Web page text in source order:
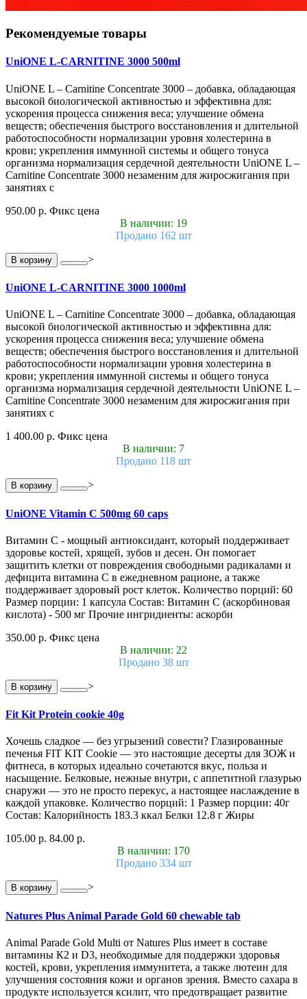
Рекомендуемые товары
UniONE L-CARNITINE 3000 500ml
UniONE L – Carnitine Concentrate 3000 – добавка, обладающая
высокой биологической активностью и эффективна для:
ускорения процесса снижения веса; улучшение обмена
веществ; обеспечения быстрого восстановления и длительной
работоспособности нормализации уровня холестерина в
крови; укрепления иммунной системы и общего тонуса
организма нормализация сердечной деятельности UniONE L –
Carnitine Concentrate 3000 незаменим для жиросжигания при
занятиях с
950.00 р. Фикс цена
В наличии: 19
Продано 162 шт
В корзину >
UniONE L-CARNITINE 3000 1000ml
UniONE L – Carnitine Concentrate 3000 – добавка, обладающая
высокой биологической активностью и эффективна для:
ускорения процесса снижения веса; улучшение обмена
веществ; обеспечения быстрого восстановления и длительной
работоспособности нормализации уровня холестерина в
крови; укрепления иммунной системы и общего тонуса
организма нормализация сердечной деятельности UniONE L –
Carnitine Concentrate 3000 незаменим для жиросжигания при
занятиях с
1 400.00 р. Фикс цена
В наличии: 7
Продано 118 шт
В корзину >
UniONE Vitamin С 500mg 60 caps
Витамин С - мощный антиоксидант, который поддерживает
здоровье костей, хрящей, зубов и десен. Он помогает
защитить клетки от повреждения свободными радикалами и
дефицита витамина С в ежедневном рационе, а также
поддерживает здоровый рост клеток. Количество порций: 60
Размер порции: 1 капсула Состав: Витамин С (аскорбиновая
кислота) - 500 мг Прочие ингридиенты: аскорби
350.00 р. Фикс цена
В наличии: 22
Продано 38 шт
В корзину >
Fit Kit Protein cookie 40g
Хочешь сладкое — без угрызений совести? Глазированные
печенья FIT KIT Cookie — это настоящие десерты для ЗОЖ и
фитнеса, в которых идеально сочетаются вкус, польза и
насыщение. Белковые, нежные внутри, с аппетитной глазурью
снаружи — это не просто перекус, а настоящее наслаждение в
каждой упаковке. Количество порций: 1 Размер порции: 40г
Состав: Калорийность 183.3 ккал Белки 12.8 г Жиры
105.00 р. 84.00 р.
В наличии: 170
Продано 334 шт
В корзину >
Natures Plus Animal Parade Gold 60 chewable tab
Animal Parade Gold Multi от Natures Plus имеет в составе
витамины К2 и D3, необходимые для поддержки здоровья
костей, крови, укрепления иммунитета, а также лютеин для
улучшения состояния кожи и органов зрения. Вместо сахара в
продукте используется ксилит, что предотвращает развитие